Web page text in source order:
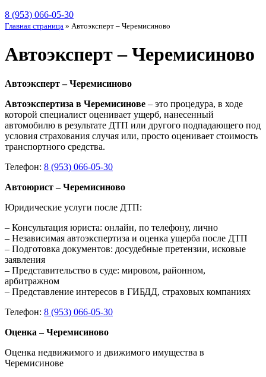
8 (953) 066-05-30
Главная страница » Автоэксперт – Черемисиново
Автоэксперт – Черемисиново
Автоэксперт – Черемисиново
Автоэкспертиза в Черемисинове – это процедура, в ходе
которой специалист оценивает ущерб, нанесенный
автомобилю в результате ДТП или другого подпадающего под
условия страхования случая или, просто оценивает стоимость
транспортного средства.
Телефон: 8 (953) 066-05-30
Автоюрист – Черемисиново
Юридические услуги после ДТП:
– Консультация юриста: онлайн, по телефону, лично
– Независимая автоэкспертиза и оценка ущерба после ДТП
– Подготовка документов: досудебные претензии, исковые
заявления
– Представительство в суде: мировом, районном,
арбитражном
– Представление интересов в ГИБДД, страховых компаниях
Телефон: 8 (953) 066-05-30
Оценка – Черемисиново
Оценка недвижимого и движимого имущества в
Черемисинове